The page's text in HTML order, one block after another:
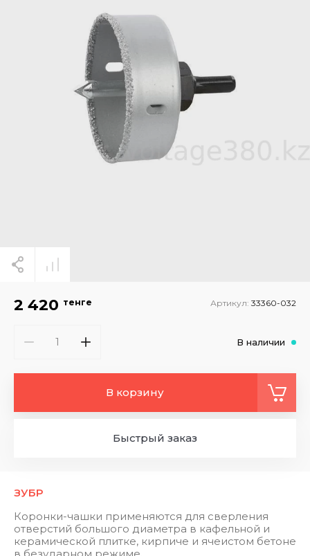
ЗУБР
Коронки-чашки применяются для сверления
отверстий большого диаметра в кафельной и
керамической плитке, кирпиче и ячеистом бетоне
2 420 тенге Артикул: 33360-032
В наличии
В корзину
Быстрый заказ